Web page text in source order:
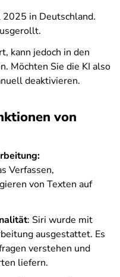
in Deutschland.
kann jedoch in den
Möchten Sie die KI also
deaktivieren.
von
Verfassen,
von Texten auf
: Siri wurde mit
ausgestattet. Es
verstehen und
liefern.